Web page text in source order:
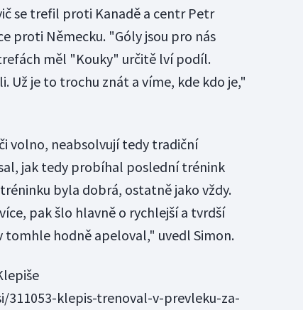
se trefil proti Kanadě a centr Petr
proti Německu. "Góly jsou pro nás
měl "Kouky" určitě lví podíl.
Už je to trochu znát a víme, kde kdo je,"
volno, neabsolvují tedy tradiční
jak tedy probíhal poslední trénink
byla dobrá, ostatně jako vždy.
pak šlo hlavně o rychlejší a tvrdší
tomhle hodně apeloval," uvedl Simon.
311053-klepis-trenoval-v-prevleku-za-